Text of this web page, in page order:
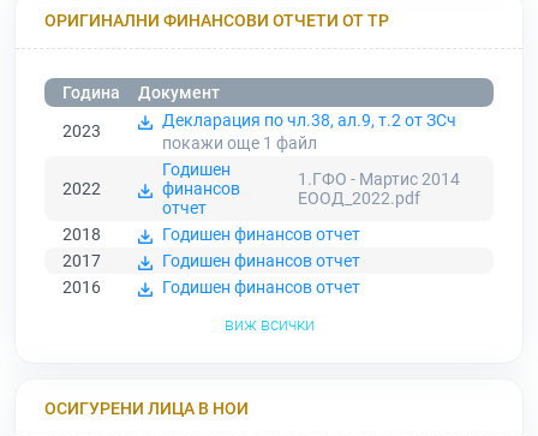
ОРИГИНАЛНИ ФИНАНСОВИ ОТЧЕТИ ОТ ТР
Година
Документ
2023
Декларация по чл.38, ал.9, т.2 от ЗСч
покажи още 1 файл
2022
Годишен
финансов
отчет
1.ГФО - Мартис 2014
ЕООД_2022.pdf
2018
Годишен финансов отчет
2017
Годишен финансов отчет
2016
Годишен финансов отчет
виж всички
ОСИГУРЕНИ ЛИЦА В НОИ